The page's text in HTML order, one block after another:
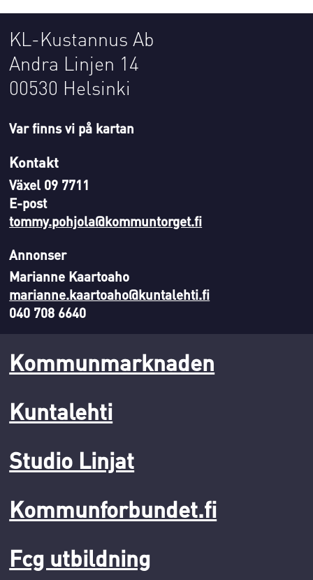
KL-Kustannus Ab
Andra Linjen 14
00530 Helsinki
Var finns vi på kartan
Kontakt
Växel 09 7711
E-post
tommy.pohjola@kommuntorget.fi
Annonser
Marianne Kaartoaho
marianne.kaartoaho@kuntalehti.fi
040 708 6640
Kommunmarknaden
Kuntalehti
Studio Linjat
Kommunforbundet.fi
Fcg utbildning